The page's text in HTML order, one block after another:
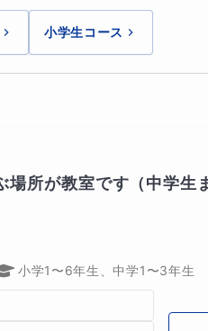
小学生コース
場所が教室です（中学生
小学1〜6年生、中学1〜3年生